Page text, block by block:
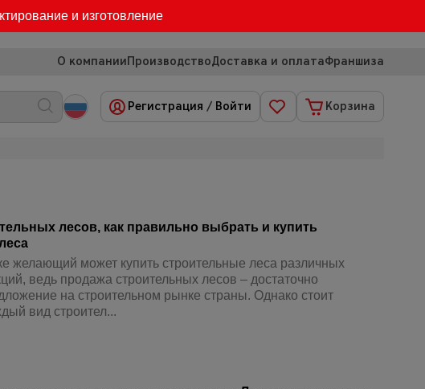
и изготовление
О компанииПроизводствоДоставка и оплатаФраншиза
Регистрация / Войти Корзина
лесов, как правильно выбрать и купить
желающий может купить строительные леса различных
ведь продажа строительных лесов – достаточно
на строительном рынке страны. Однако стоит
вид строител...